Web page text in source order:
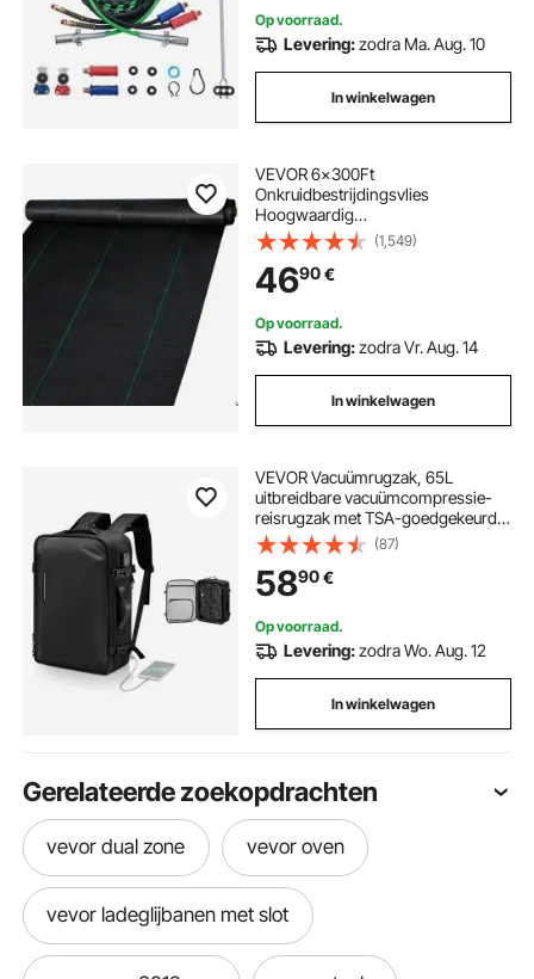
Op voorraad.
Levering:zodra Ma. Aug. 10
In winkelwagen
VEVOR 6x300Ft
Onkruidbestrijdingsvlies
Hoogwaardig
onkruidbestrijdingsvlies Tuinvlies
Scheurvast
(1,549)
4690€
Op voorraad.
Levering:zodra Vr. Aug. 14
In winkelwagen
VEVOR Vacuümrugzak, 65L
uitbreidbare vacuümcompressie-
reisrugzak met TSA-goedgekeurd
slot, meerdere zakken, waterdichte
handbagage, zonder pomp, zwart
(87)
5890€
Op voorraad.
Levering:zodra Wo. Aug. 12
In winkelwagen
Gerelateerde zoekopdrachten
vevor dual zone vevor oven
vevor ladeglijbanen met slot